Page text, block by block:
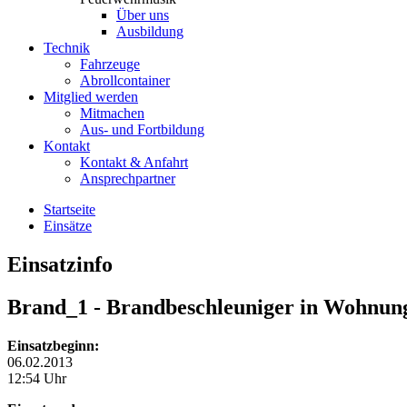
Über uns
Ausbildung
Technik
Fahrzeuge
Abrollcontainer
Mitglied werden
Mitmachen
Aus- und Fortbildung
Kontakt
Kontakt & Anfahrt
Ansprechpartner
Startseite
Einsätze
Einsatzinfo
Brand_1 - Brandbeschleuniger in
Einsatzbeginn:
06.02.2013
12:54 Uhr